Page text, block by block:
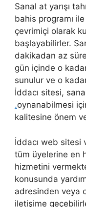
Sanal at yarışı
bahis programı
çevrimiçi olarak
başlayabilirler.
dakikadan az
gün içinde o
sunulur ve o
İddacı sitesi,
.oynanabilmesi
kalitesine önem
İddacı web sitesi
tüm üyelerine en
hizmetini
konusunda
adresinden veya
iletişime